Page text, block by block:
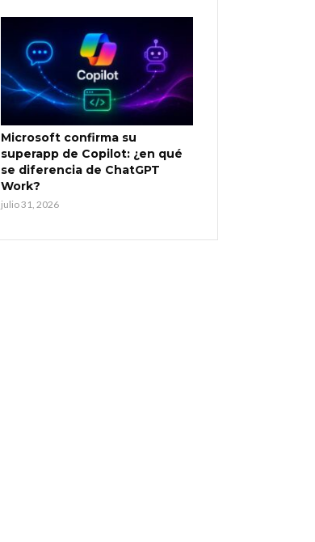
Microsoft confirma su
superapp de Copilot: ¿en qué
se diferencia de ChatGPT
Work?
julio 31, 2026